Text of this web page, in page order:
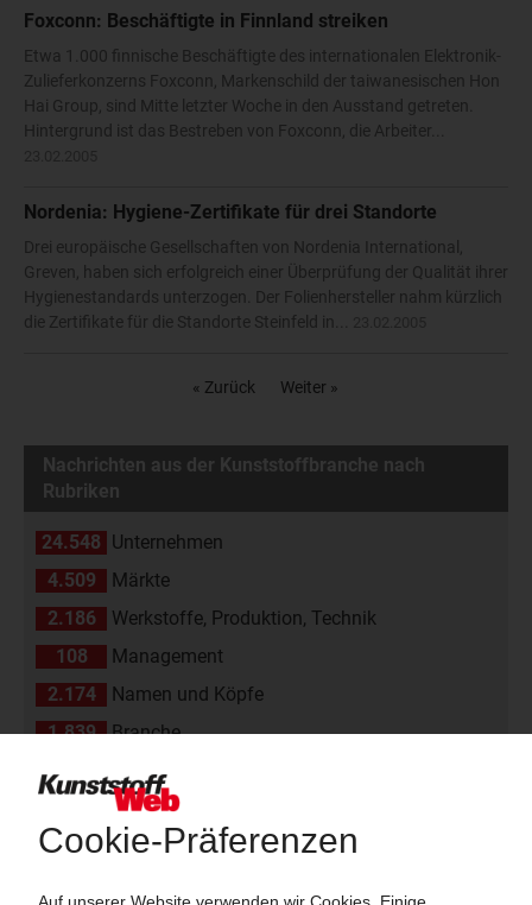
Foxconn: Beschäftigte in Finnland streiken
Etwa 1.000 finnische Beschäftigte des internationalen Elektronik-
Zulieferkonzerns Foxconn, Markenschild der taiwanesischen Hon
Hai Group, sind Mitte letzter Woche in den Ausstand getreten.
Hintergrund ist das Bestreben von Foxconn, die Arbeiter...
Nordenia: Hygiene-Zertifikate für drei Standorte
Drei europäische Gesellschaften von Nordenia International,
Greven, haben sich erfolgreich einer Überprüfung der Qualität ihrer
Hygienestandards unterzogen. Der Folienhersteller nahm kürzlich
die Zertifikate für die Standorte Steinfeld in...
« Zurück Weiter »
Nachrichten aus der Kunststoffbranche nach
Rubriken
24.548 Unternehmen
4.509
Märkte
2.186
Werkstoffe, Produktion, Technik
108
Management
2.174
Namen und Köpfe
1.839
Branche
811
Veranstaltungen
Kommentare
42
Interviews